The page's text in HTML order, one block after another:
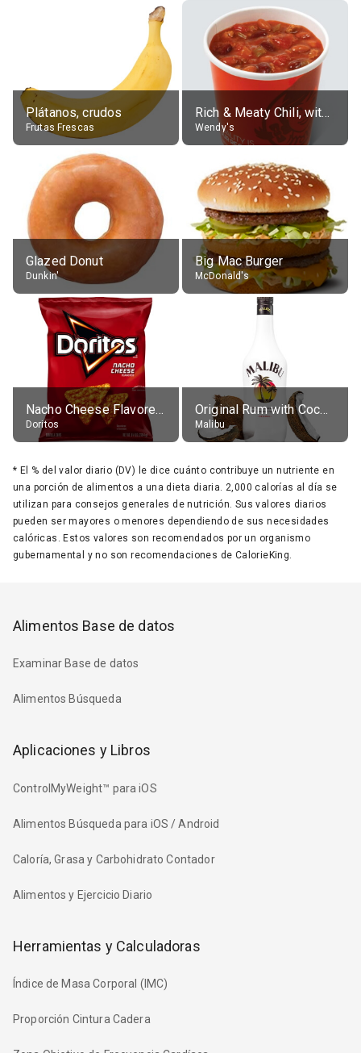
Plátanos, crudos
Frutas Frescas
Rich & Meaty Chili, without toppings, large
Wendy's
Glazed Donut
Dunkin'
Big Mac Burger
McDonald's
Nacho Cheese Flavored Tortilla Chips
Doritos
Original Rum with Coconut Flavour (21% alc.)
Malibu
* El % del valor diario (DV) le dice cuánto contribuye un nutriente en
una porción de alimentos a una dieta diaria. 2,000 calorías al día se
utilizan para consejos generales de nutrición. Sus valores diarios
pueden ser mayores o menores dependiendo de sus necesidades
calóricas. Estos valores son recomendados por un organismo
gubernamental y no son recomendaciones de CalorieKing.
Alimentos Base de datos
Examinar Base de datos
Alimentos Búsqueda
Aplicaciones y Libros
ControlMyWeight™ para iOS
Alimentos Búsqueda para iOS / Android
Caloría, Grasa y Carbohidrato Contador
Alimentos y Ejercicio Diario
Herramientas y Calculadoras
Índice de Masa Corporal (IMC)
Proporción Cintura Cadera